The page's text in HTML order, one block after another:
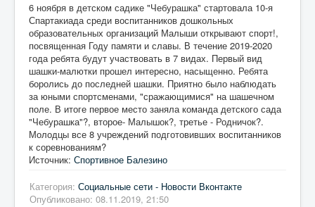
6 ноября в детском садике "Чебурашка" стартовала 10-я
Спартакиада среди воспитанников дошкольных
образовательных организаций Малыши открывают спорт!,
посвященная Году памяти и славы. В течение 2019-2020
года ребята будут участвовать в 7 видах. Первый вид
шашки-малютки прошел интересно, насыщенно. Ребята
боролись до последней шашки. Приятно было наблюдать
за юными спортсменами, "сражающимися" на шашечном
поле. В итоге первое место заняла команда детского сада
"Чебурашка"?, второе- Малышок?, третье - Родничок?.
Молодцы все 8 учреждений подготовивших воспитанников
к соревнованиям?
Источник: Спортивное Балезино
Категория: Социальные сети - Новости Вконтакте
Опубликовано: 08.11.2019, 21:50